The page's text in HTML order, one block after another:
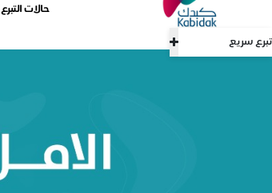
تبرع سريع
حالات التبرع